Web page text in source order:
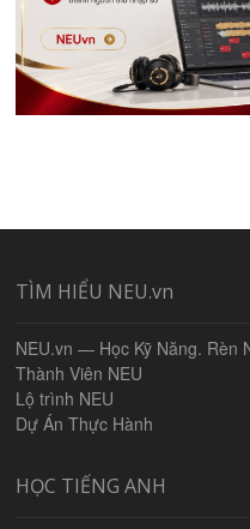
TÌM HIỂU NEU.vn
NEU.vn — Học Kỹ Năng. Rèn
Thành Viên NEU
Lộ trình NEU
Dự Án Thực Hành
HỌC TIẾNG ANH